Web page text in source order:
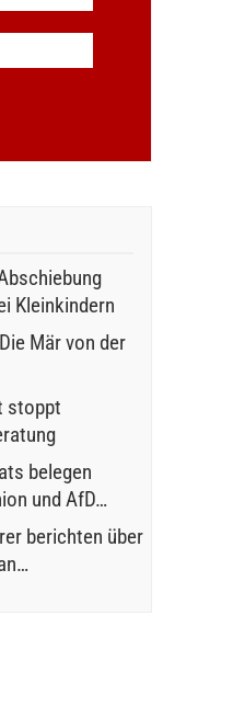
Kleinkindern
Die Mär von der
stoppt
belegen
und AfD…
berichten über